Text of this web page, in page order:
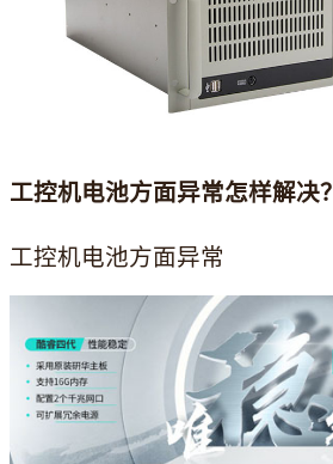
工控机电池方面异常怎样解决？
工控机电池方面异常